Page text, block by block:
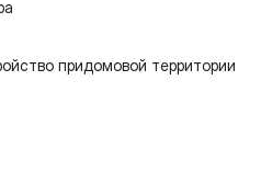
придомовой территории